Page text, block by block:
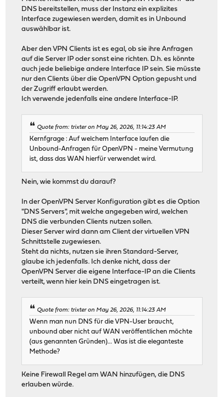
DNS bereitstellen, muss der Instanz ein explizites
Interface zugewiesen werden, damit es in Unbound
auswählbar ist.
Aber den VPN Clients ist es egal, ob sie ihre Anfragen
auf die Server IP oder sonst eine richten. D.h. es könnte
auch jede beliebige andere Interface IP sein. Sie müsste
nur den Clients über die OpenVPN Option gepusht und
der Zugriff erlaubt werden.
Ich verwende jedenfalls eine andere Interface-IP.
Quote from: trixter on May 26, 2026, 11:14:23 AM
Kernfgrage : Auf welchem Interface laufen die
Unbound-Anfragen für OpenVPN - meine Vermutung
ist, dass das WAN hierfür verwendet wird.
Nein, wie kommst du darauf?
In der OpenVPN Server Konfiguration gibt es die Option
"DNS Servers", mit welche angegeben wird, welchen
DNS die verbunden Clients nutzen sollen.
Dieser Server wird dann am Client der virtuellen VPN
Schnittstelle zugewiesen.
Steht da nichts, nutzen sie ihren Standard-Server,
glaube ich jedenfalls. Ich denke nicht, dass der
OpenVPN Server die eigene Interface-IP an die Clients
verteilt, wenn hier kein DNS eingetragen ist.
Quote from: trixter on May 26, 2026, 11:14:23 AM
Wenn man nun DNS für die VPN-User braucht,
unbound aber nicht auf WAN veröffentlichen möchte
(aus genannten Gründen)... Was ist die eleganteste
Methode?
Keine Firewall Regel am WAN hinzufügen, die DNS
erlauben würde.